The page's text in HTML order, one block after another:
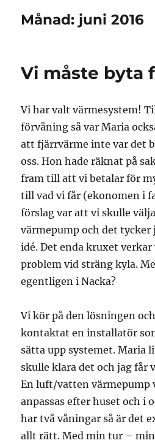
Månad: juni 2016
Vi måste byta
Vi har valt värmesystem!
förvåning så var Maria
att fjärrvärme inte var det
oss. Hon hade räknat på
fram till att vi betalar för
till vad vi får (ekonomen i
förslag var att vi skulle
värmepump och det tycker
idé. Det enda kruxet
problem vid sträng kyla.
egentligen i Nacka?
Vi kör på den lösningen
kontaktat en installatör
sätta upp systemet. Maria
skulle klara det och jag får
En luft/vatten värmepump
anpassas efter huset och i
har två våningar så är det
allt rätt. Med min tur –